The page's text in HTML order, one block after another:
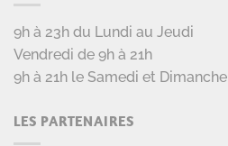
9h à 23h du Lundi au Jeudi
Vendredi de 9h à 21h
9h à 21h le Samedi et Dimanche
LES PARTENAIRES